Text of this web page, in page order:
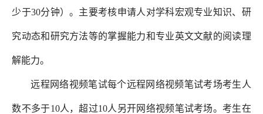
少于30分钟）。主要考核申请人对学科宏观专业知识、研
究动态和研究方法等的掌握能力和专业英文文献的阅读理
解能力。
远程网络视频笔试每个远程网络视频笔试考场考生人
数不多于10人，超过10人另开网络视频笔试考场。考生在